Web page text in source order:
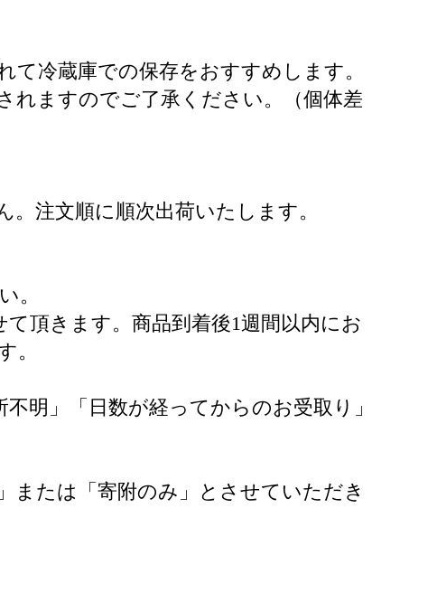
冷蔵庫での保存をおすすめします。
れますのでご了承ください。（個体差
注文順に順次出荷いたします。
。
頂きます。商品到着後1週間以内にお
。
明」「日数が経ってからのお受取り」
たは「寄附のみ」とさせていただき